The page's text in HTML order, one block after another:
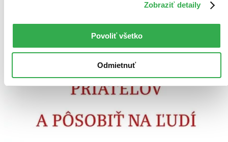
Zobraziť detaily
Povoliť všetko
Odmietnuť